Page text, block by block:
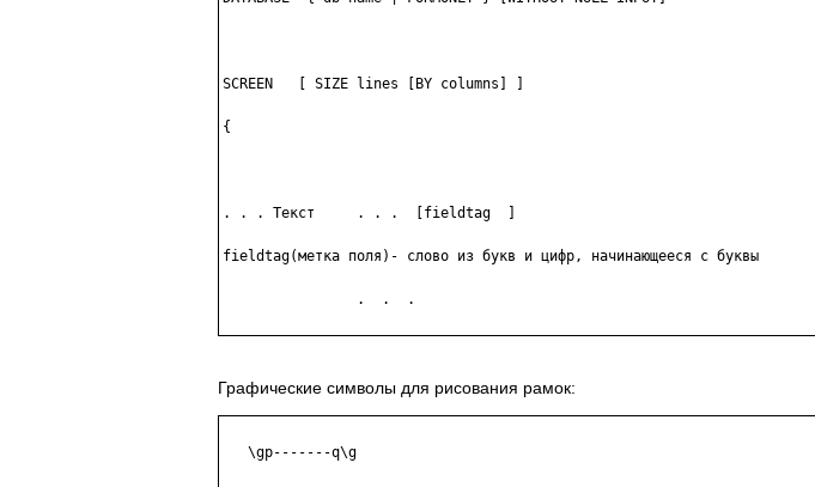
SCREEN   [ SIZE lines [BY columns] ]
{
. . . Текст     . . .  [fieldtag  ]
fieldtag(метка поля)- слово из букв и цифр, начинающееся с буквы
                .  .  .
Графические символы для рисования рамок:
   \gp-------q\g